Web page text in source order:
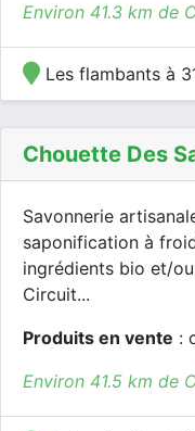
Environ 41.3 km de
Les flambants à
Chouette Des
Savonnerie
saponification à
ingrédients bio et/
Circuit...
Produits en vente :
Environ 41.5 km de